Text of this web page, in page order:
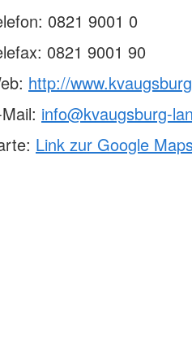
HiOrg-Server
Kontakt
Kontaktformular
Adressfinder
Angebotsfinder
Kursfinder
0821 9001 0
0821 9001 90
http://
info@kvaugsburg-
Link zur Google